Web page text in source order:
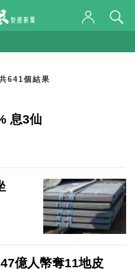
641個結果
息3仙
億人幣奪11地皮